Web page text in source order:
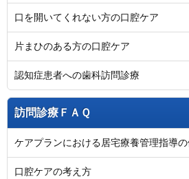
口を開いてくれない方の口腔ケア
片まひのある方の口腔ケア
認知症患者への歯科訪問診療
訪問診療ＦＡＱ
ケアプランにおける居宅療養管理指導
口腔ケアの考え方